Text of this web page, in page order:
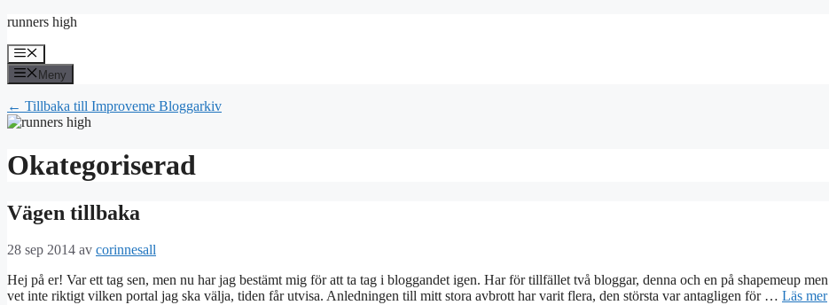
Hoppa
innehåll
runners high
Meny
Meny
← Tillbaka till Improveme Bloggarkiv
Okategoriserad
Vägen tillbaka
28 sep 2014 av corinnesall
Hej på er! Var ett tag sen, men nu har jag bestämt mig för att ta tag i bloggandet igen. Har för tillfället två bloggar, denna och en på shapemeup men
vet inte riktigt vilken portal jag ska välja, tiden får utvisa. Anledningen till mitt stora avbrott har varit flera, den största var antagligen för … Läs mer